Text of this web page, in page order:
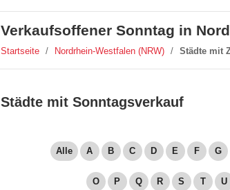
Verkaufsoffener Sonntag in
Startseite / Nordrhein-Westfalen (NRW) / Städte mit
Städte mit Sonntagsverkauf
Alle A B C D E F G
O P Q R S T U